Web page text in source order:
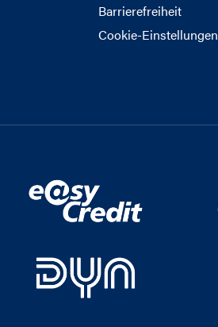
Barrierefreiheit
Cookie-Einstellungen